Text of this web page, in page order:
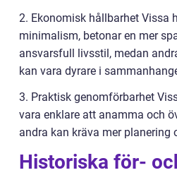
2. Ekonomisk hållbarhet Vissa
minimalism, betonar en mer
ansvarsfull livsstil, medan
kan vara dyrare i
3. Praktisk genomförbarhet
vara enklare att anamma och
andra kan kräva mer planering
Historiska för-